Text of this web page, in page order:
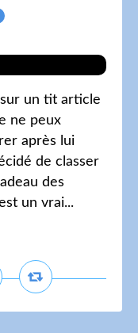
un tit article
ne peux
après lui
de classer
des
un vrai...